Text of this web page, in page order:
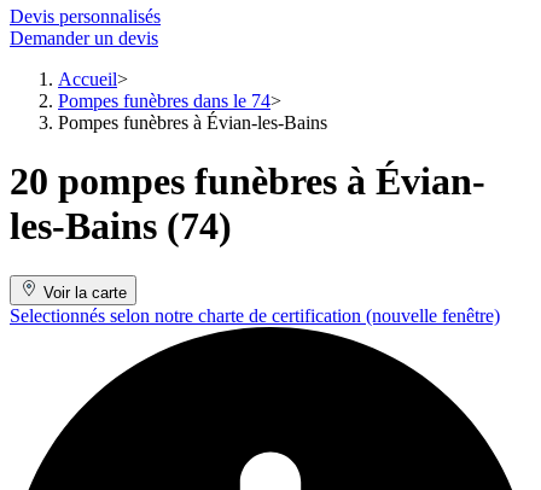
Devis personnalisés
Demander un devis
Accueil
Pompes funèbres dans le 74
Pompes funèbres à Évian-les-Bains
20 pompes funèbres à Évian-
les-Bains (74)
Voir la carte
Selectionnés selon notre charte de certification (nouvelle fenêtre)